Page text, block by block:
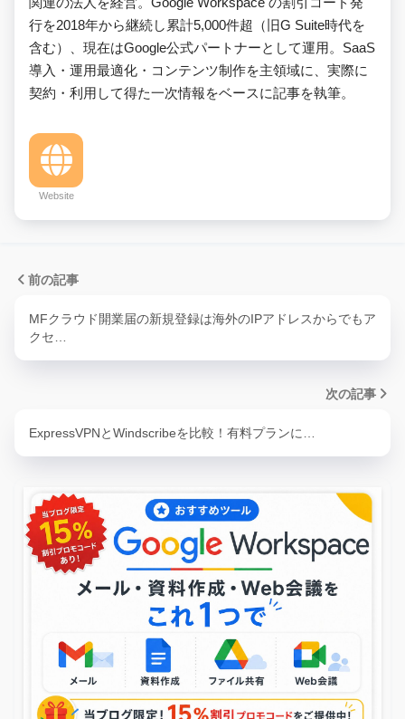
行を2018年から継続し累計5,000件超（旧G Suite時代を
含む）、現在はGoogle公式パートナーとして運用。SaaS
導入・運用最適化・コンテンツ制作を主領域に、実際に
契約・利用して得た一次情報をベースに記事を執筆。
Website
前の記事
MFクラウド開業届の新規登録は海外のIPアドレスからでもア
クセ…
次の記事
ExpressVPNとWindscribeを比較！有料プランに…